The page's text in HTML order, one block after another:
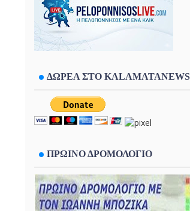
ΔΩΡΕΑ ΣΤΟ
ΠΡΩΙΝΟ ΔΡΟΜΟΛΟΓΙΟ